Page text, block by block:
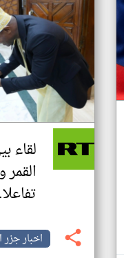
لقاء
اخبار جزر